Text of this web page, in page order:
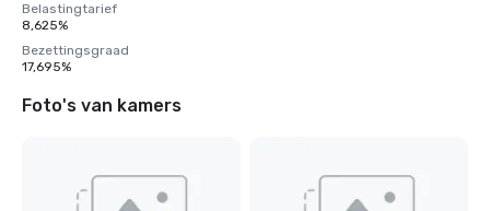
Belastingtarief
8,625%
Bezettingsgraad
17,695%
Foto's van kamers